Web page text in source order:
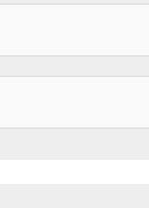
одного
обучения